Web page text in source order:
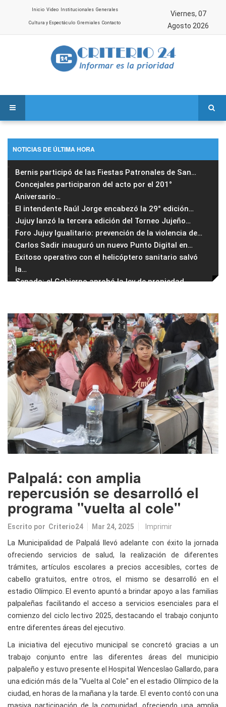
Inicio Video Institucionales Generales
Cultura y Espectáculo Gremiales Contacto
Viernes, 07
Agosto 2026
NOTICIAS DE ÚLTIMA HORA
Bernis participó de las Fiestas Patronales de San…
Concejales participaron del acto por el 201°
Aniversario…
El intendente Raúl Jorge encabezó la 29° edición…
Jujuy lanzó la tercera edición del Torneo Jujeño…
Foro Jujuy Igualitario: prevención de la violencia de…
Carlos Sadir inauguró un nuevo Punto Digital en…
Exitoso operativo con el helicóptero sanitario salvó
la…
Senado: el Gobierno aprobó la ley de propiedad…
Palpalá: con amplia
repercusión se desarrolló el
programa "vuelta al cole"
Escrito por Criterio24 Mar 24, 2025 Imprimir
La Municipalidad de Palpalá llevó adelante con éxito la jornada
ofreciendo servicios de salud, la realización de diferentes
trámites, artículos escolares a precios accesibles, cortes de
cabello gratuitos, entre otros, el mismo se desarrolló en el
estadio Olímpico. El evento apuntó a brindar apoyo a las familias
palpaleñas facilitando el acceso a servicios esenciales para el
comienzo del ciclo lectivo 2025, destacando el trabajo conjunto
entre diferentes áreas del ejecutivo.
La iniciativa del ejecutivo municipal se concretó gracias a un
trabajo conjunto entre las diferentes áreas del municipio
palpaleño y estuvo presente el Hospital Wenceslao Gallardo, para
una edición más de la "Vuelta al Cole" en el estadio Olímpico de la
ciudad, en horas de la mañana y la tarde. El evento contó con una